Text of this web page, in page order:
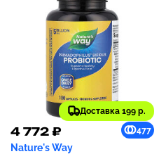
Доставка 199 р.
4 772 ₽ 477
Nature's Way